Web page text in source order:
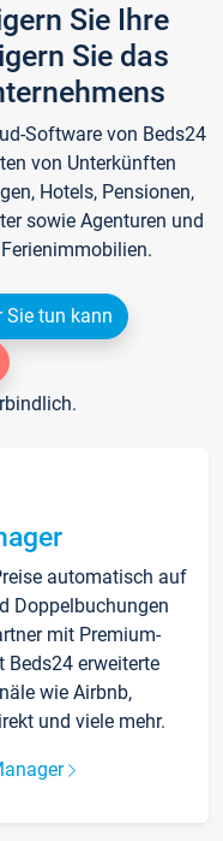
Sie Ihre
Sie das
Software von Beds24
von Unterkünften
Hotels, Pensionen,
sowie Agenturen und
Sie tun kann
automatisch auf
Doppelbuchungen
mit Premium-
Beds24 erweiterte
wie Airbnb,
und viele mehr.